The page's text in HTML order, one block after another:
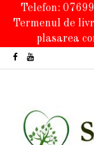
Telefon:
Termenul de
plasarea